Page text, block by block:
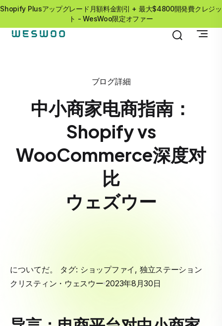
Shopify Plusアップグレード月額料金割引 + 最大$4800開発費クレジッ
ト - WesWoo限定オファー
ブログ詳細
中小商家电商指南：
Shopify vs
WooCommerce深度对
比
ウェズウー
についてだ。 タグ: ショップファイ , 独立ステーション
クリスティン・ウェスウー 2023年8月30日